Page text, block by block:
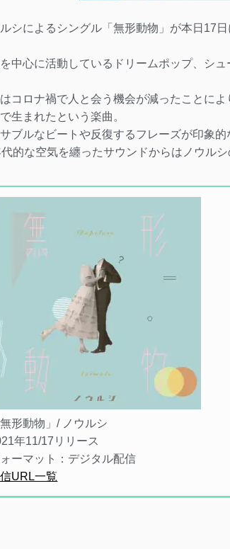
ルシによるシングル「無形動物」が本日17日
中心に活動しているドリームポップ、シ
コロナ禍で人と会う機会が減ったことに
生まれたという楽曲。
ブルなビートや反復するフレーズが印象的
的な空気を纏ったサウンドからはノウル
無形動物」/ ノウルシ
年11/17リリース
ーマット：デジタル配信
URL一覧